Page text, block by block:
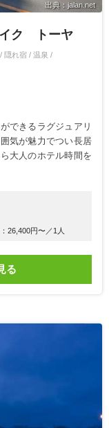
出典：jalan.net
ク トーヤ
隠れ宿 / 温泉 /
できるラグジュアリ
気が魅力でつい長居
大人のホテル時間を
26,400円〜／1人
る